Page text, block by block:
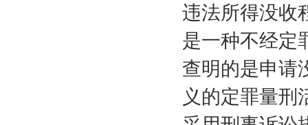
违法所得没收
是一种不经定
查明的是申请
义的定罪量刑